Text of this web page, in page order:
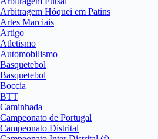
Arbitragem Hóquei em Patins
Artes Marciais
Artigo
Atletismo
Automobilismo
Basquetebol
Basquetebol
Boccia
BTT
Caminhada
Campeonato de Portugal
Campeonato Distrital